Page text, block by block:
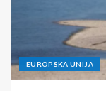
EUROPSKA UNIJA